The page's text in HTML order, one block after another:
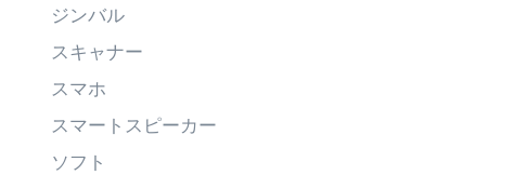
ジンバル
スキャナー
スマホ
スマートスピーカー
ソフト